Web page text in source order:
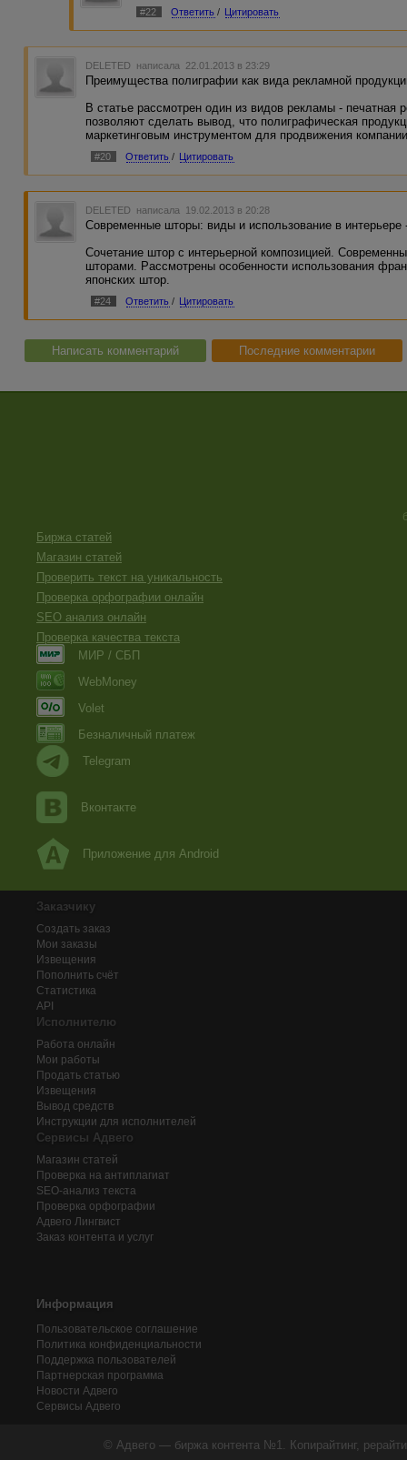
#22 Ответить / Цитировать
DELETED написала 22.01.2013 в 23:29
Преимущества полиграфии как вида рекламной
В статье рассмотрен один из видов рекламы -
позволяют сделать вывод, что полиграфическая
маркетинговым инструментом для продвижения
#20 Ответить / Цитировать
DELETED написала 19.02.2013 в 20:28
Современные шторы: виды и использование в
Сочетание штор с интерьерной композицией.
шторами. Рассмотрены особенности использования
японских штор.
#24 Ответить / Цитировать
Написать комментарий Последние комментарии
Биржа статей
Магазин статей
Проверить текст на уникальность
Проверка орфографии онлайн
SEO анализ онлайн
Проверка качества текста
МИР / СБП
WebMoney
Volet
Безналичный платеж
Telegram
Вконтакте
Приложение для Android
Заказчику
Создать заказ
Мои заказы
Извещения
Пополнить счёт
Статистика
API
Исполнителю
Работа онлайн
Мои работы
Продать статью
Извещения
Вывод средств
Инструкции для исполнителей
Сервисы Адвего
Магазин статей
Проверка на антиплагиат
SEO-анализ текста
Проверка орфографии
Адвего Лингвист
Заказ контента и услуг
Информация
Пользовательское соглашение
Политика конфиденциальности
Поддержка пользователей
Партнерская программа
Новости Адвего
Сервисы Адвего
© Адвего — биржа контента №1. Копирайтинг,